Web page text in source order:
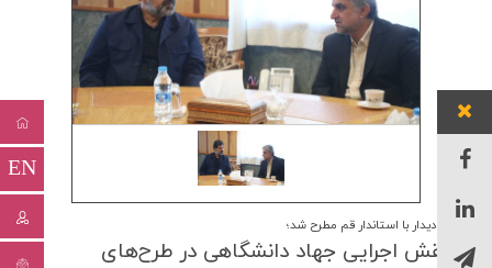
EN
در دیدار با استاندار قم مطرح شد؛
نقش اجرایی جهاد دانشگاهی در طرح‌های